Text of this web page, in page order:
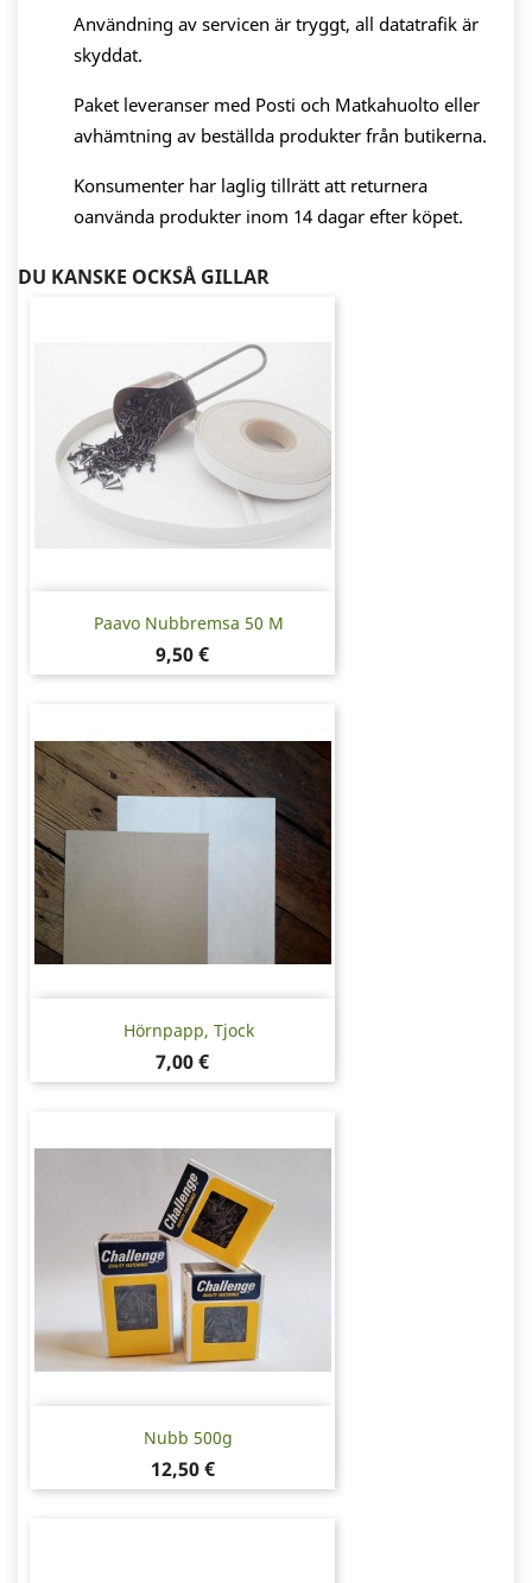
Användning av servicen är tryggt, all datatrafik är
skyddat.
Paket leveranser med Posti och Matkahuolto eller
avhämtning av beställda produkter från butikerna.
Konsumenter har laglig tillrätt att returnera
oanvända produkter inom 14 dagar efter köpet.
DU KANSKE OCKSÅ GILLAR
Paavo Nubbremsa 50 M
Pris
9,50 €
Hörnpapp, Tjock
Pris
7,00 €
Nubb 500g
Pris
12,50 €